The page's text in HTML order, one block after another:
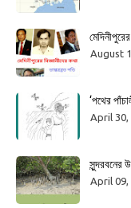
August
‘পথের
April 30,
সুন্দরবনের
April 09,